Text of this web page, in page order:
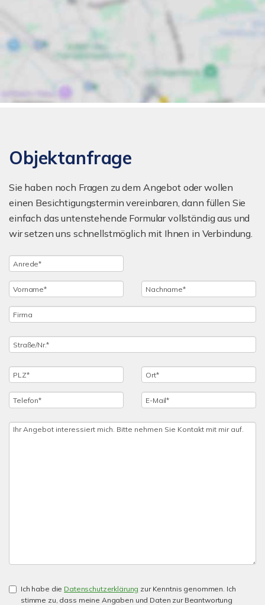
Objektanfrage
Sie haben noch Fragen zu dem Angebot oder wollen
einen Besichtigungstermin vereinbaren, dann füllen Sie
einfach das untenstehende Formular vollständig aus und
wir setzen uns schnellstmöglich mit Ihnen in Verbindung.
Ich habe die Datenschutzerklärung zur Kenntnis genommen. Ich
stimme zu, dass meine Angaben und Daten zur Beantwortung